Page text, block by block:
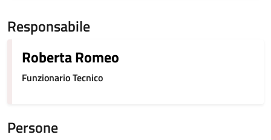
Responsabile
Roberta Romeo
Funzionario Tecnico
Persone